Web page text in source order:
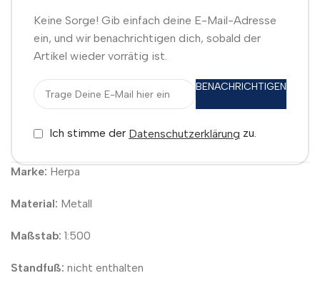
Keine Sorge! Gib einfach deine E-Mail-Adresse
ein, und wir benachrichtigen dich, sobald der
Artikel wieder vorrätig ist.
BENACHRICHTIGEN
Ich stimme der Datenschutzerklärung zu.
Marke: Herpa
Material: Metall
Maßstab: 1:500
Standfuß: nicht enthalten